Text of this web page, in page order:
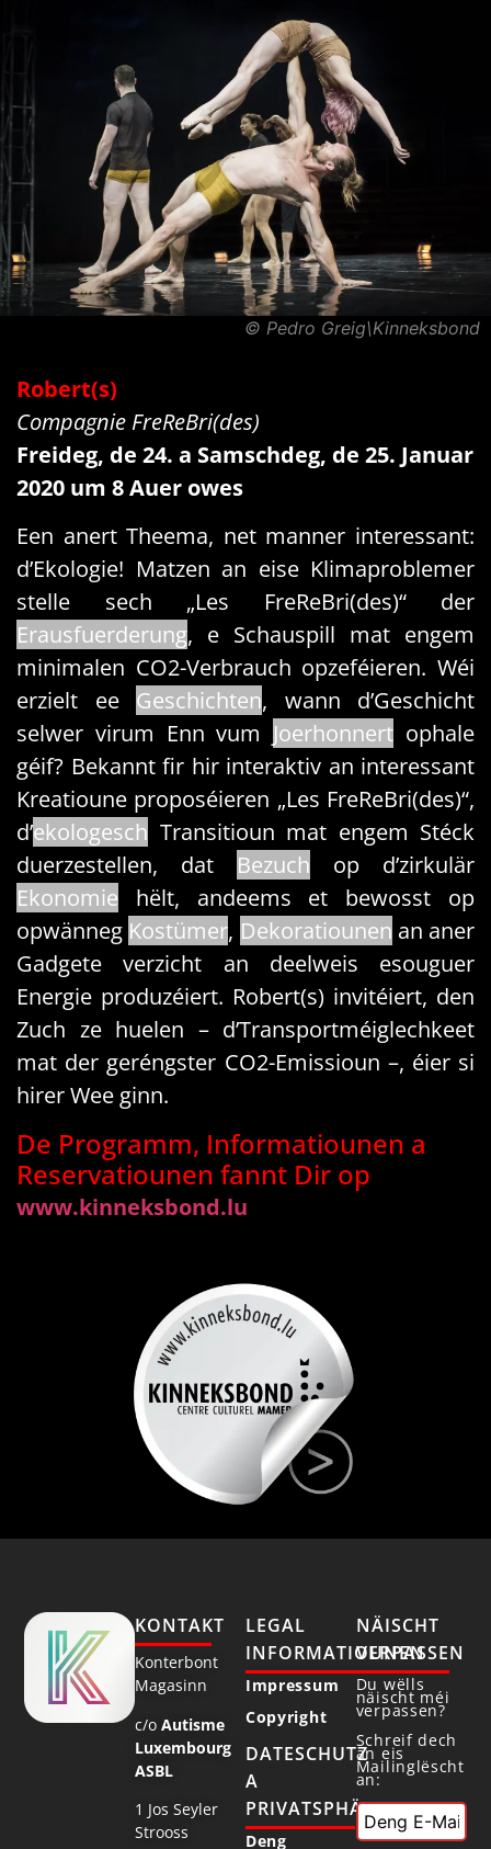
© Pedro Greig\Kinneksbond
Robert(s)
Compagnie FreReBri(des)
Freideg, de 24. a Samschdeg, de 25. Januar
2020 um 8 Auer owes
Een anert Theema, net manner interessant:
d’Ekologie! Matzen an eise Klimaproblemer
stelle sech „Les FreReBri(des)“ der
Erausfuerderung, e Schauspill mat engem
minimalen CO2-Verbrauch opzeféieren. Wéi
erzielt ee Geschichten, wann d’Geschicht
selwer virum Enn vum Joerhonnert ophale
géif? Bekannt fir hir interaktiv an interessant
Kreatioune proposéieren „Les FreReBri(des)“,
d’ekologesch Transitioun mat engem Stéck
duerzestellen, dat Bezuch op d’zirkulär
Ekonomie hëlt, andeems et bewosst op
opwänneg Kostümer, Dekoratiounen an aner
Gadgete verzicht an deelweis esouguer
Energie produzéiert. Robert(s) invitéiert, den
Zuch ze huelen – d’Transportméiglechkeet
mat der geréngster CO2-Emissioun –, éier si
hirer Wee ginn.
De Programm, Informatiounen a
Reservatiounen fannt Dir op
www.kinneksbond.lu
KONTAKT
Konterbont
Magasinn
c/oAutisme
Luxembourg
ASBL
1 Jos Seyler
Strooss
LEGAL
INFORMATIOUNEN
Impressum
Copyright
DATESCHUTZ
A
PRIVATSPHÄR
Deng
NÄISCHT
VERPASSEN
Du wëlls
näischt méi
verpassen?
Schreif dech
an eis
Mailinglëscht
an: